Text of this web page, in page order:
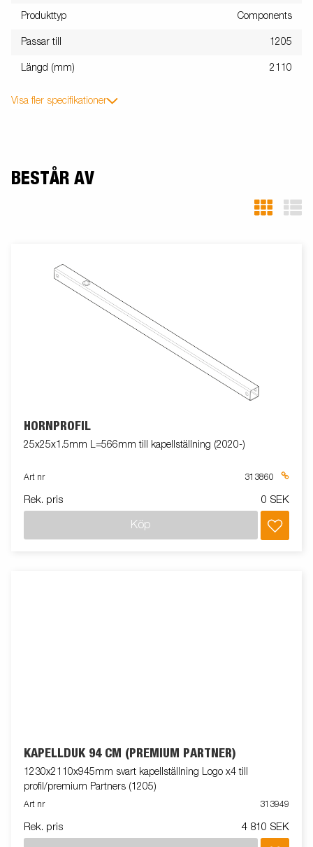
Produkttyp Components
Passar till 1205
Längd (mm) 2110
Visa fler specifikationer
BESTÅR AV
HÖRNPROFIL
25x25x1.5mm L=566mm till kapellställning (2020-)
Art nr 313860
Rek. pris 0 SEK
Köp
KAPELLDUK 94 CM (PREMIUM PARTNER)
1230x2110x945mm svart kapellställning Logo x4 till
profil/premium Partners (1205)
Art nr 313949
Rek. pris 4 810 SEK